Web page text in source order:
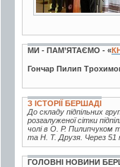
МИ - ПАМ’ЯТАЄМО - «
Гончар Пилип
З ІСТОРІЇ БЕРШАДІ
До складу підпільних
розгалуженої сітки
чолі в О. Р. Пилипчуком
та Н. Т. Друзя. Через 51
ГОЛОВНІ НОВИНИ